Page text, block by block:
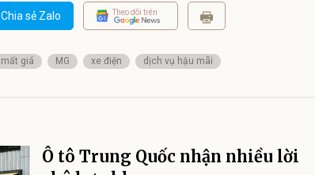
Chia sẻ Zalo Theo dõi trên
mất giá MG xe điện dịch vụ hậu mãi
Ô tô Trung Quốc nhận nhiều lời